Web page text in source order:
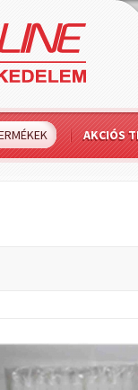
AKCIÓS